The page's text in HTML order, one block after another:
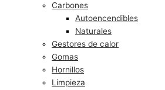
Carbones
Autoencendibles
Naturales
Gestores de calor
Gomas
Hornillos
Limpieza